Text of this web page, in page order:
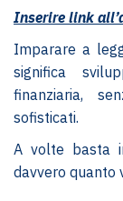
Inserire link
Imparare a
significa
finanziaria,
sofisticati.
A volte basta
davvero quanto